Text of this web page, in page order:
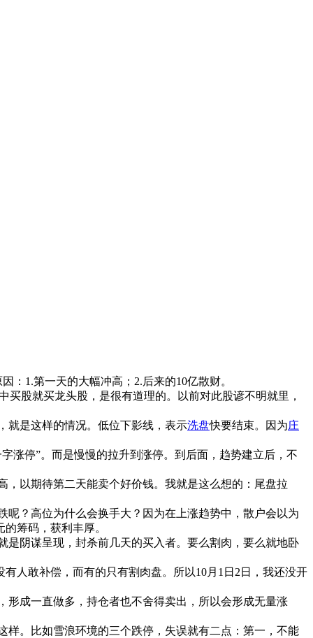
：1.第一天的大幅冲高；2.后来的10亿散财。
股就买龙头股，是很有道理的。以前对此股谚不明就里，
就是这样的情况。低位下影线，表示洗盘快要结束。因为庄
涨停”。而是慢慢的拉升到涨停。到后面，趋势建立后，不
以期待第二天能卖个好价钱。我就是这么想的：尾盘拉
？高位为什么会换手大？因为在上涨趋势中，散户会以为
筹码，获利丰厚。
阴谋呈现，封杀前几天的买入者。要么割肉，要么就地卧
人敢补偿，而有的只有割肉盘。所以10月1日2日，我还没开
成一直做多，持仓者也不舍得卖出，所以会形成无量涨
。比如雪浪环境的三个跌停，失误就有二点：第一，不能